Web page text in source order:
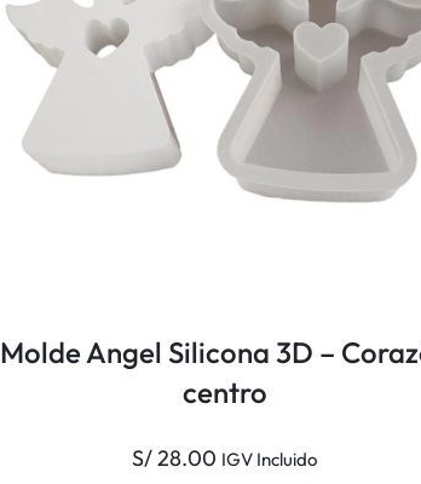
a
d
Molde Angel Silicona 3D –
centro
S/28.00 IGV Incluido